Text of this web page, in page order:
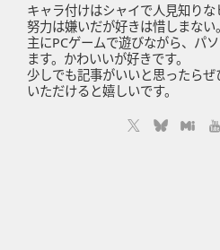
キャラ付けはシャイで人見知りな
努力は嫌いだが好きは惜しまない。
主にPCゲームで遊びながら、パ
ます。かわいいが好きです。
少しでも記事がいいと思ったら
いただけると嬉しいです。